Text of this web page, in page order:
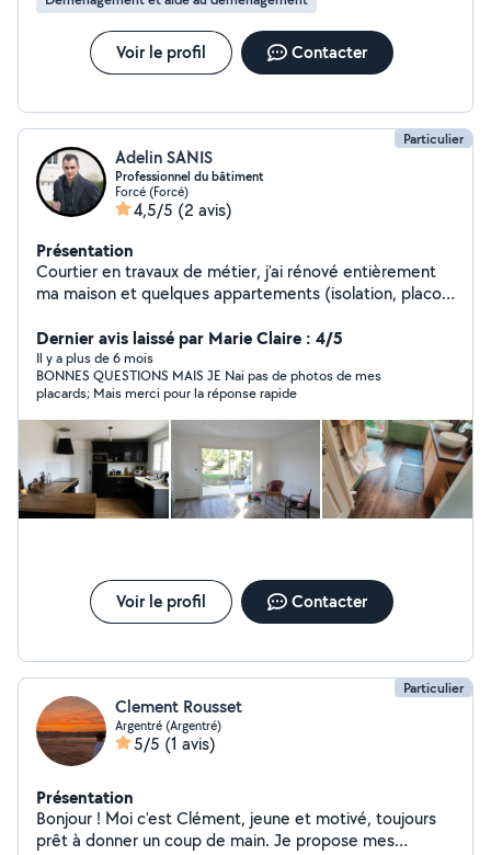
Voir le profil Contacter
Particulier
Adelin SANIS
Professionnel du bâtiment
Forcé (Forcé)
4,5/5 (2 avis)
Présentation
Courtier en travaux de métier, j'ai rénové entièrement
ma maison et quelques appartements (isolation, placo,
de bain, cuisine, etc.). J'aime les travaux quels qu'ils
soient et je suis ravi de proposer mes services et de
réaliser ce qui est désiré comme si c'était pour moi. Au
plaisir de vous rencontrer.
Dernier avis laissé par Marie Claire : 4/5
Il y a plus de 6 mois
BONNES QUESTIONS MAIS JE Nai pas de photos de mes
placards; Mais merci pour la réponse rapide
Voir le profil Contacter
Particulier
Clement Rousset
Argentré (Argentré)
5/5 (1 avis)
Présentation
Bonjour ! Moi c'est Clément, jeune et motivé, toujours
prêt à donner un coup de main. Je propose mes